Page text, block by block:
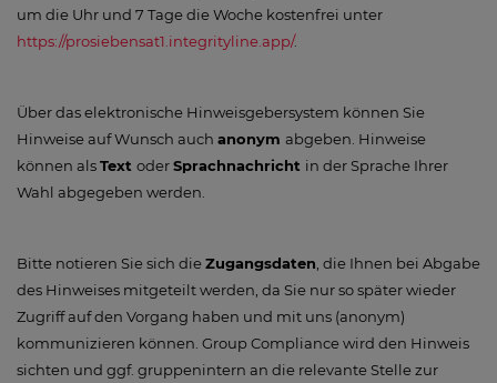
um die Uhr und 7 Tage die Woche kostenfrei unter
https://prosiebensat1.integrityline.app/.
Über das elektronische Hinweisgebersystem können Sie
Hinweise auf Wunsch auch anonym abgeben. Hinweise
können alsText oderSprachnachricht in der Sprache Ihrer
Wahl abgegeben werden.
Bitte notieren Sie sich dieZugangsdaten , die Ihnen bei Abgabe
des Hinweises mitgeteilt werden, da Sie nur so später wieder
Zugriff auf den Vorgang haben und mit uns (anonym)
kommunizieren können. Group Compliance wird den Hinweis
sichten und ggf. gruppenintern an die relevante Stelle zur